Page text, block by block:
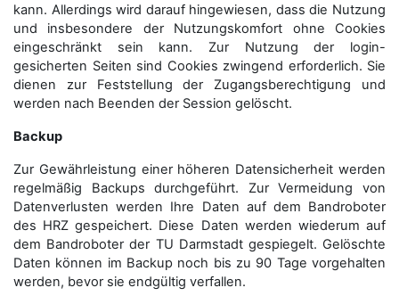
kann. Allerdings wird darauf hingewiesen, dass die Nutzung
und insbesondere der Nutzungskomfort ohne Cookies
eingeschränkt sein kann. Zur Nutzung der login-
gesicherten Seiten sind Cookies zwingend erforderlich. Sie
dienen zur Feststellung der Zugangs­berechtigung und
werden nach Beenden der Session gelöscht.
Backup
Zur Gewährleistung einer höheren Datensicherheit werden
regelmäßig Backups durchgeführt. Zur Vermeidung von
Datenverlusten werden Ihre Daten auf dem Bandroboter
des HRZ gespeichert. Diese Daten werden wiederum auf
dem Bandroboter der TU Darmstadt gespiegelt. Gelöschte
Daten können im Backup noch bis zu 90 Tage vorgehalten
werden, bevor sie endgültig verfallen.